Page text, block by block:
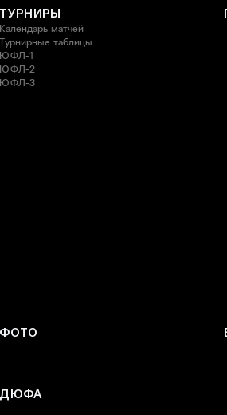
ТУРНИРЫ
Календарь матчей
Турнирные таблицы
ЮФЛ-1
ЮФЛ-2
ЮФЛ-3
ФОТО
ДЮФА